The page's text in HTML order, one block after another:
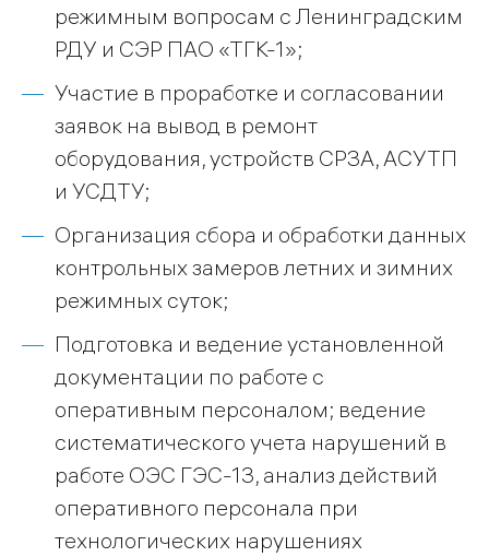
режимным вопросам с Ленинградским
РДУ и СЭР ПАО «ТГК-1»;
Участие в проработке и согласовании
заявок на вывод в ремонт
оборудования, устройств СРЗА, АСУТП
и УСДТУ;
Организация сбора и обработки данных
контрольных замеров летних и зимних
режимных суток;
Подготовка и ведение установленной
документации по работе с
оперативным персоналом; ведение
систематического учета нарушений в
работе ОЭС ГЭС-13, анализ действий
оперативного персонала при
технологических нарушениях